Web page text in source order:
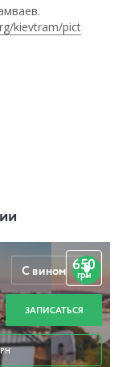
kievtram/pict
650
грн
ЗАПИСАТЬСЯ
С вином